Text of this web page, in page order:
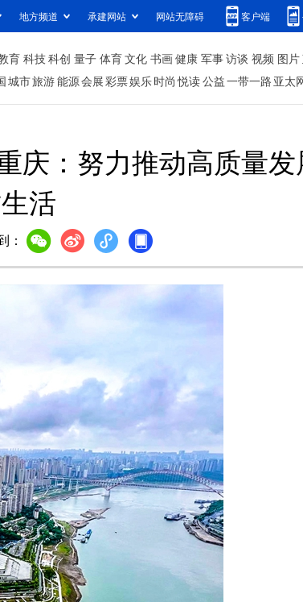
地方频道 承建网站 网站无障碍 客户端
育 科技科创 量子 体育文化 书画健康 军事访谈 视频 图片
城市旅游能源会展彩票娱乐时尚 悦读公益一带一路 亚太
：努力推动高质量发
活
：